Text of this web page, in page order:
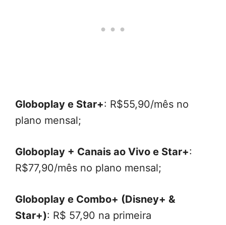
Globoplay e Star+: R$55,90/mês no
plano mensal;
Globoplay + Canais ao Vivo e Star+:
R$77,90/mês no plano mensal;
Globoplay e Combo+ (Disney+ &
Star+): R$ 57,90 na primeira